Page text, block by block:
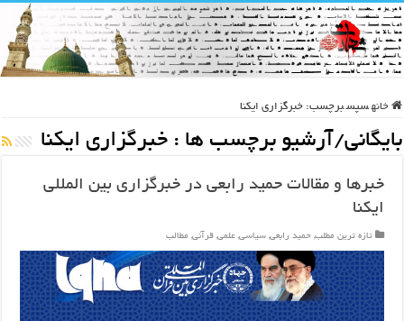
خانه سپس برچسب: خبرگزاری ایکنا
بایگانی/آرشیو برچسب ها : خبرگزاری ایکنا
خبرها و مقالات حمید رابعی در خبرگزاری بین المللی
ایکنا
تازه ترین مطلب, حمید رابعی, سیاسی, علمی, قرآنی, مطالب